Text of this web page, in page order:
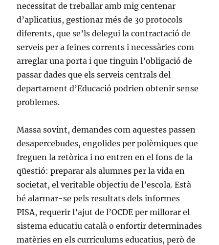
necessitat de treballar amb mig centenar
d’aplicatius, gestionar més de 30 protocols
diferents, que se’ls delegui la contractació de
serveis per a feines corrents i necessàries com
arreglar una porta i que tinguin l’obligació de
passar dades que els serveis centrals del
departament d’Educació podrien obtenir sense
problemes.
Massa sovint, demandes com aquestes passen
desapercebudes, engolides per polèmiques que
freguen la retòrica i no entren en el fons de la
qüestió: preparar als alumnes per la vida en
societat, el veritable objectiu de l’escola. Està
bé alarmar-se pels resultats dels informes
PISA, requerir l’ajut de l’OCDE per millorar el
sistema educatiu català o enfortir determinades
matèries en els currículums educatius, però de